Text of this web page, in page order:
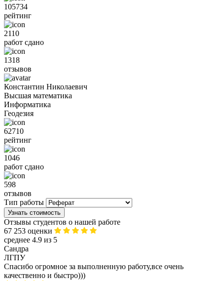
105734
рейтинг
2110
работ сдано
1318
отзывов
Константин Николаевич
Высшая математика
Информатика
Геодезия
62710
рейтинг
1046
работ сдано
598
отзывов
Тип работы
Узнать стоимость
Отзывы студентов о нашей работе
67 253 оценки
среднее 4.9 из 5
Сандра
ЛГПУ
Спасибо огромное за выполненную работу,все очень
качественно и быстро)))